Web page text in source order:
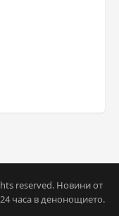
reserved. Новини от
часа в денонощието.